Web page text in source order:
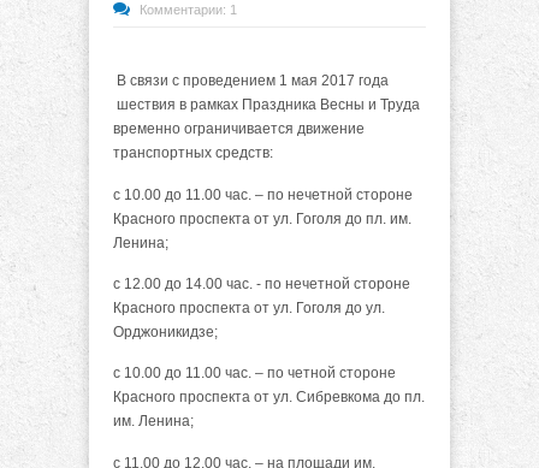
Комментарии: 1
В связи с проведением 1 мая 2017 года
шествия в рамках Праздника Весны и Труда
временно ограничивается движение
транспортных средств:
с 10.00 до 11.00 час. – по нечетной стороне
Красного проспекта от ул. Гоголя до пл. им.
Ленина;
с 12.00 до 14.00 час. - по нечетной стороне
Красного проспекта от ул. Гоголя до ул.
Орджоникидзе;
с 10.00 до 11.00 час. – по четной стороне
Красного проспекта от ул. Сибревкома до пл.
им. Ленина;
с 11.00 до 12.00 час. – на площади им.